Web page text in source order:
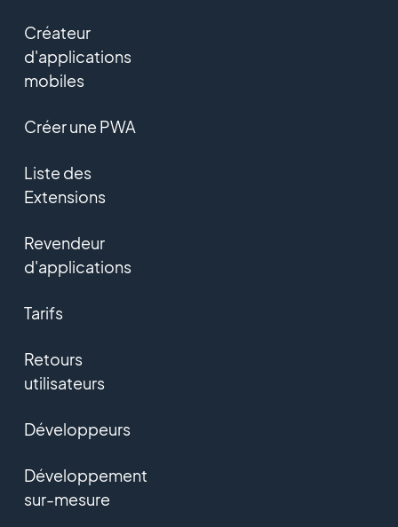
Créateur
d'applications
mobiles
Créer une PWA
Liste des
Extensions
Revendeur
d'applications
Tarifs
Retours
utilisateurs
Développeurs
Développement
sur-mesure